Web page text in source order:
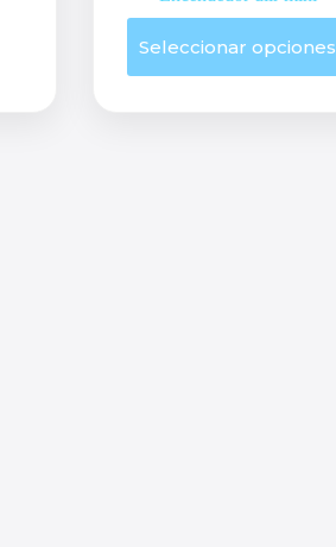
Seleccionar opciones
producto
variantes.